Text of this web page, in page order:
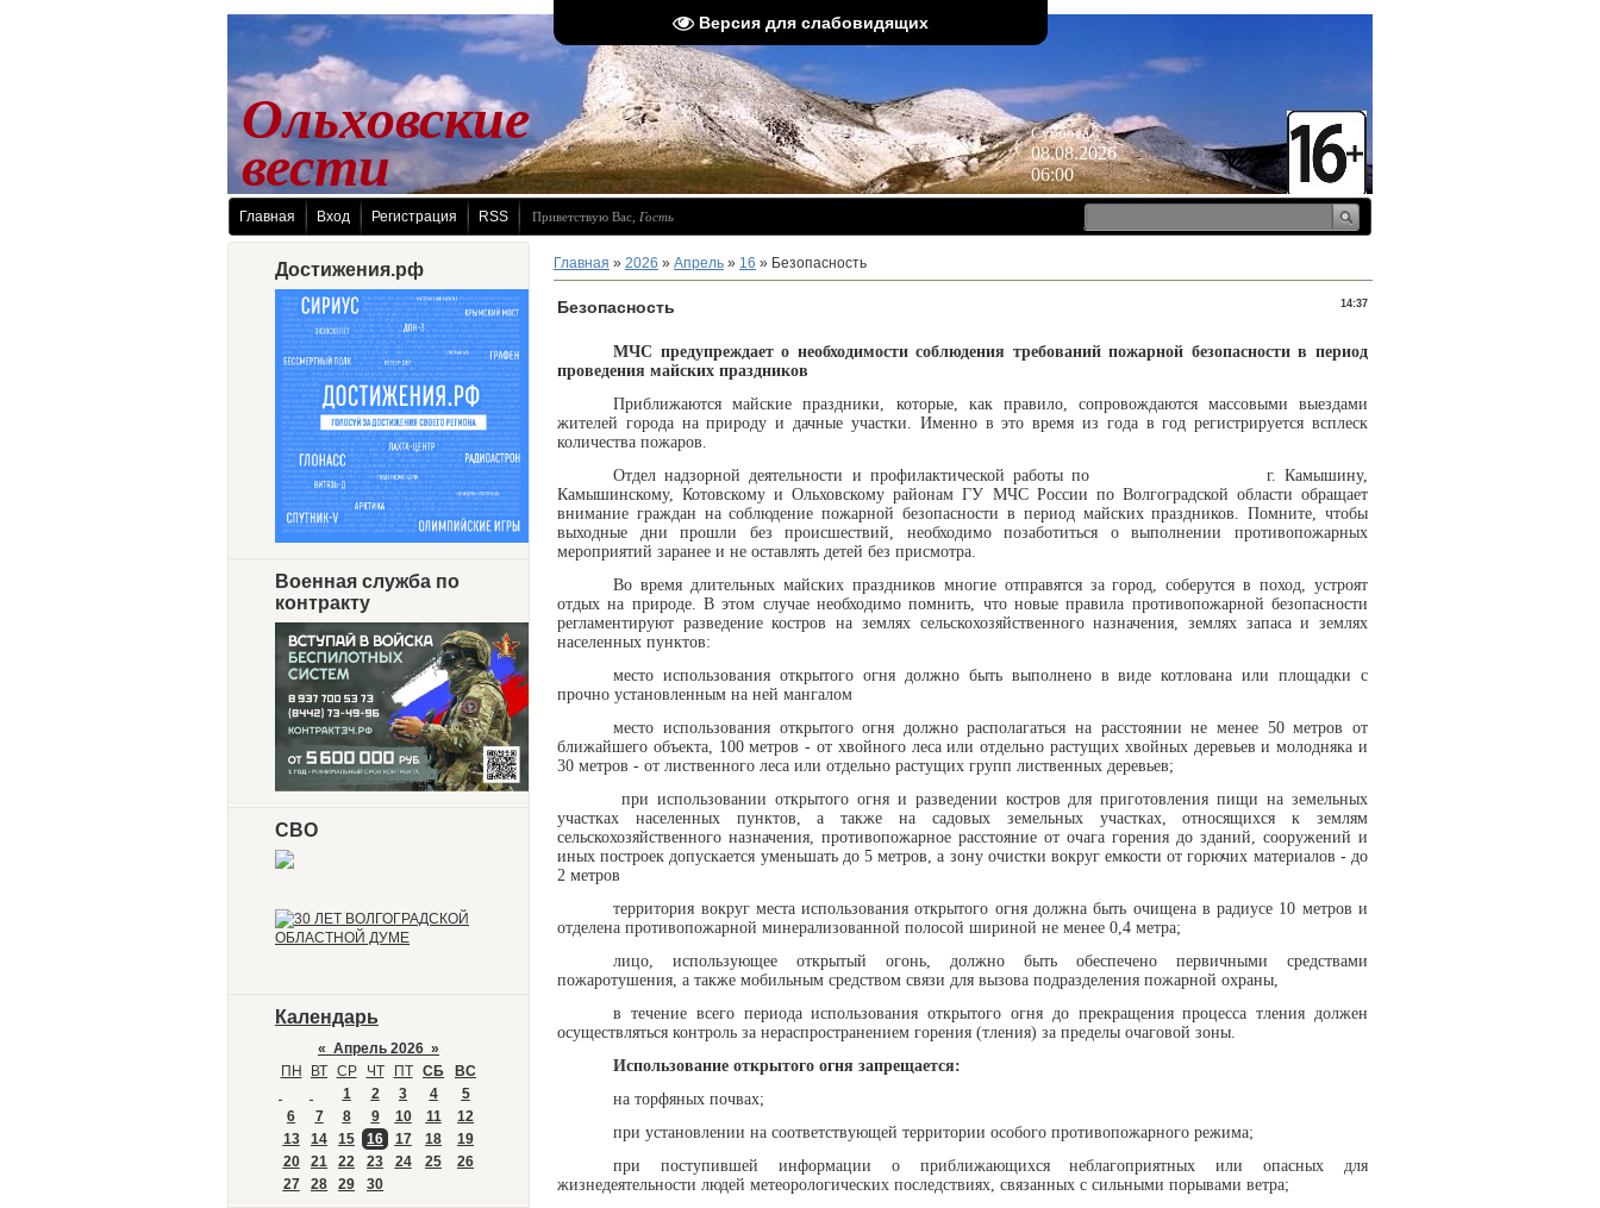
Версия для слабовидящих
Суббота
08.08.2026
06:00
Ольховские
вести
Главная Вход Регистрация RSS Приветствую Вас Гость
Достижения.рф
Военная служба по
контракту
СВО
Календарь
« Апрель 2026 »
ПН
ВТ СР ЧТ ПТ СБ
ВС
1
2 3 4
5
6
7 8 9 10 11
12
13
14 15 16 17 18
19
20
21 22 23 24 25
26
27
28 29 30
Главная » 2026 » Апрель » 16 » Безопасность
14:37
Безопасность
МЧС предупреждает о необходимости соблюдения требований пожарной безопасности в период
проведения майских праздников
Приближаются майские праздники, которые, как правило, сопровождаются массовыми выездами
жителей города на природу и дачные участки. Именно в это время из года в год регистрируется всплеск
количества пожаров.
Отдел надзорной деятельности и профилактической работы по г. Камышину,
Камышинскому, Котовскому и Ольховскому районам ГУ МЧС России по Волгоградской области обращает
внимание граждан на соблюдение пожарной безопасности в период майских праздников. Помните, чтобы
выходные дни прошли без происшествий, необходимо позаботиться о выполнении противопожарных
мероприятий заранее и не оставлять детей без присмотра.
Во время длительных майских праздников многие отправятся за город, соберутся в поход, устроят
отдых на природе. В этом случае необходимо помнить, что новые правила противопожарной безопасности
регламентируют разведение костров на землях сельскохозяйственного назначения, землях запаса и землях
населенных пунктов:
место использования открытого огня должно быть выполнено в виде котлована или площадки с
прочно установленным на ней мангалом
место использования открытого огня должно располагаться на расстоянии не менее 50 метров от
ближайшего объекта, 100 метров - от хвойного леса или отдельно растущих хвойных деревьев и молодняка и
30 метров - от лиственного леса или отдельно растущих групп лиственных деревьев;
при использовании открытого огня и разведении костров для приготовления пищи на земельных
участках населенных пунктов, а также на садовых земельных участках, относящихся к землям
сельскохозяйственного назначения, противопожарное расстояние от очага горения до зданий, сооружений и
иных построек допускается уменьшать до 5 метров, а зону очистки вокруг емкости от горючих материалов - до
2 метров
территория вокруг места использования открытого огня должна быть очищена в радиусе 10 метров и
отделена противопожарной минерализованной полосой шириной не менее 0,4 метра;
лицо, использующее открытый огонь, должно быть обеспечено первичными средствами
пожаротушения, а также мобильным средством связи для вызова подразделения пожарной охраны,
в течение всего периода использования открытого огня до прекращения процесса тления должен
осуществляться контроль за нераспространением горения (тления) за пределы очаговой зоны.
Использование открытого огня запрещается:
на торфяных почвах;
при установлении на соответствующей территории особого противопожарного режима;
при поступившей информации о приближающихся неблагоприятных или опасных для
жизнедеятельности людей метеорологических последствиях, связанных с сильными порывами ветра;